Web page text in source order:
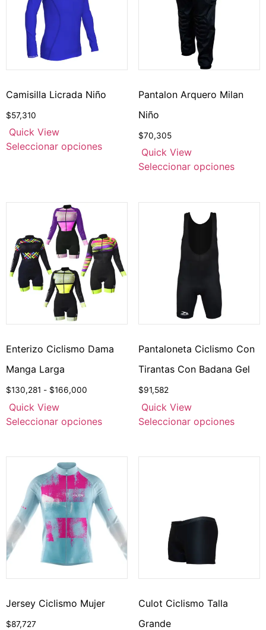
Camisilla Licrada Niño
$57,310
Quick View
Seleccionar opciones
Pantalon Arquero Milan
Niño
$70,305
Quick View
Seleccionar opciones
Enterizo Ciclismo Dama
Manga Larga
$130,281 - $166,000
Quick View
Seleccionar opciones
Pantaloneta Ciclismo Con
Tirantas Con Badana Gel
$91,582
Quick View
Seleccionar opciones
Jersey Ciclismo Mujer
$87,727
Culot Ciclismo Talla
Grande